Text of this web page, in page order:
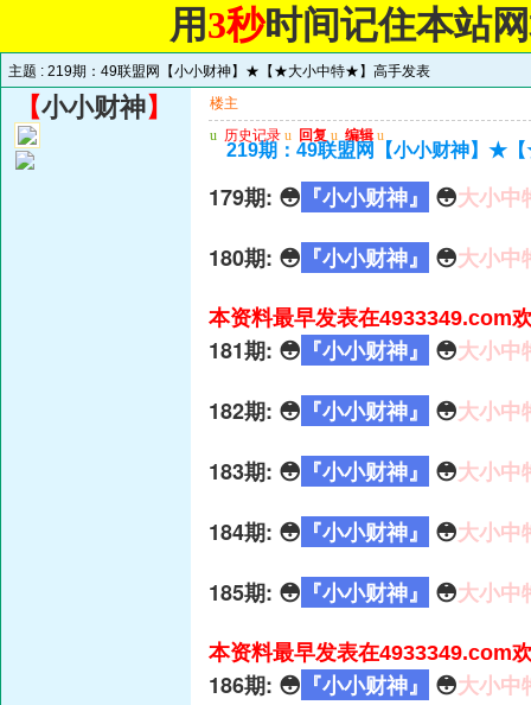
用3秒时间记住本站
主题 : 219期：49联盟网【小小财神】★【★大小中特★】高手发表
【小小财神】
楼主
u 历史记录 u 回复 u 编辑 u
219期：49联盟网【小小财神】★
179期: 😳 『小小财神』 😳大小中
180期: 😳 『小小财神』 😳大小中
本资料最早发表在4933349.com
181期: 😳 『小小财神』 😳大小中
182期: 😳 『小小财神』 😳大小中
183期: 😳 『小小财神』 😳大小中
184期: 😳 『小小财神』 😳大小中
185期: 😳 『小小财神』 😳大小中
本资料最早发表在4933349.com
186期: 😳 『小小财神』 😳大小中